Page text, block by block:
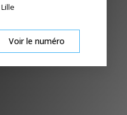
Lille
Voir le numéro